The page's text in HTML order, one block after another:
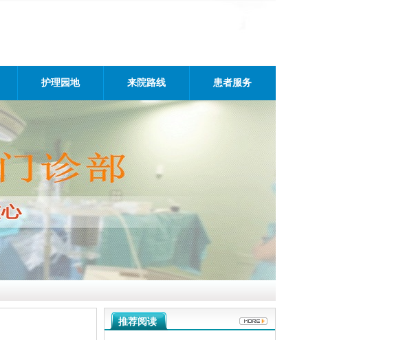
护理园地 来院路线 患者服务
推荐阅读